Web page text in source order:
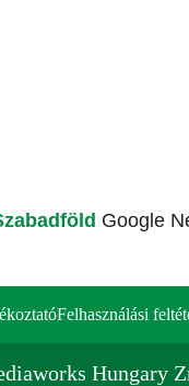
Google
Felhasználási
Hungary